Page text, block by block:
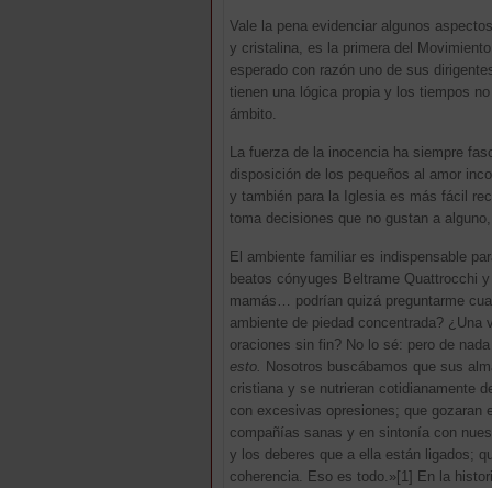
Vale la pena evidenciar algunos
y cristalina, es la primera del
esperado con razón uno de sus
tienen una lógica propia y los tiempos
ámbito.
La fuerza de la inocencia ha siempre
disposición de los pequeños al amor
y también para la Iglesia es más fácil
toma decisiones que no gustan a
El ambiente familiar es indispensable
beatos cónyuges Beltrame Quattrocchi
mamás… podrían quizá preguntarme
ambiente de piedad concentrada?
oraciones sin fin? No lo sé: pero de
esto. Nosotros buscábamos que sus
cristiana y se nutrieran cotidianamente
con excesivas opresiones; que gozaran
compañías sanas y en sintonía con
y los deberes que a ella están ligados;
coherencia. Eso es todo.»[1] En la